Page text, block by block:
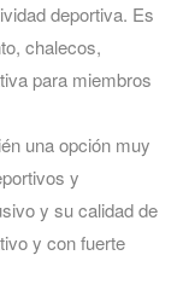
deportiva. Es
chalecos,
para miembros
una opción muy
y
y su calidad de
y con fuerte